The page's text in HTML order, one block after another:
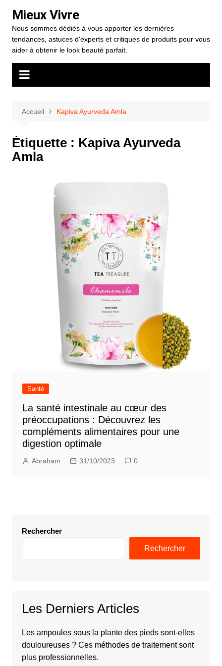
contenu
Mieux Vivre
Nous sommes dédiés à vous apporter les dernières
tendances, astuces d'experts et critiques de produits pour vous
aider à obtenir le look beauté parfait.
Accueil Kapiva Ayurveda Amla
Étiquette : Kapiva Ayurveda
Amla
Santé
La santé intestinale au cœur des
préoccupations : Découvrez les
compléments alimentaires pour une
digestion optimale
Abraham 31/10/2023 0
Rechercher
Rechercher
Les Derniers Articles
Les ampoules sous la plante des pieds sont-elles
douloureuses ? Ces méthodes de traitement sont
plus professionnelles.